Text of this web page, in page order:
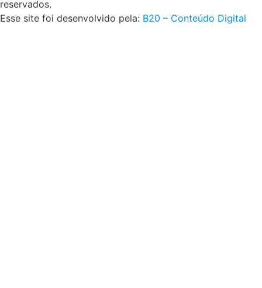
reservados.
Esse site foi desenvolvido pela: B20 – Conteúdo Digital